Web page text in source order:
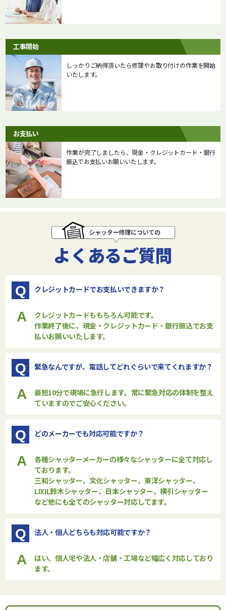
工事開始
しっかりご納得頂いたら修理やお取り付けの作業を開始
いたします。
お支払い
作業が完了しましたら、現金・クレジットカード・銀行
振込でお支払いお願いいたします。
よくあるご質問
Q クレジットカードでお支払いできますか？
A
クレジットカードももちろん可能です。
作業終了後に、現金・クレジットカード・銀行振込でお支
払いお願いいたします。
Q 緊急なんですが、電話してどれぐらいで来てくれますか？
A
最短10分で現場に急行します。常に緊急対応の体制を整え
ていますのでご安心ください。
Q どのメーカーでも対応可能ですか？
A
各種シャッターメーカーの様々なシャッターに全て対応し
ております。
三和シャッター、文化シャッター、東洋シャッター、
LIXIL鈴木シャッター、日本シャッター、横引シャッター
など他にも全てのシャッター対応してます。
Q 法人・個人どちらも対応可能ですか？
A
はい、個人宅や法人・店舗・工場など幅広く対応しており
ます。